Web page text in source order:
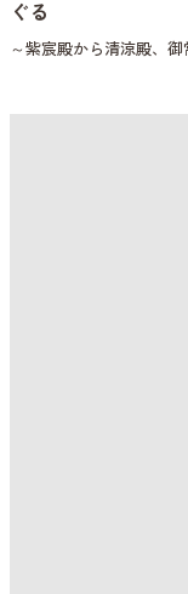
ぐる
～紫宸殿から清涼殿、